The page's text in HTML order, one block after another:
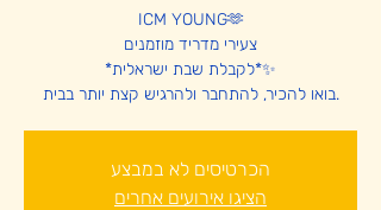
ICM YOUNG🫶
צעירי מדריד מוזמנים
*לקבלת שבת ישראלית*✨
בואו להכיר, להתחבר ולהרגיש קצת יותר בבית.
הכרטיסים לא במבצע
הציגו אירועים אחרים